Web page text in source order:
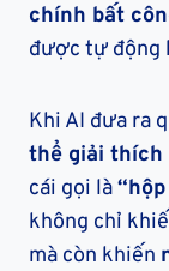
chính bất
được tự động
Khi AI đưa ra
thể giải
cái gọi là
không chỉ
mà còn khiến